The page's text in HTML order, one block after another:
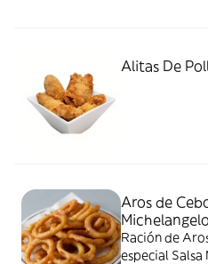
Alitas De
Aros de
Michelangelo
Ración de
especial Salsa